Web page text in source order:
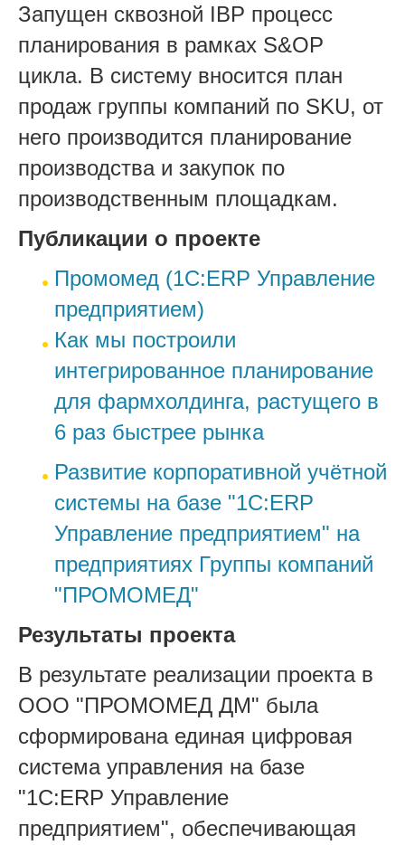
Запущен сквозной IBP процесс
планирования в рамках S&OP
цикла. В систему вносится план
продаж группы компаний по SKU, от
него производится планирование
производства и закупок по
производственным площадкам.
Публикации о проекте
Промомед (1С:ERP Управление
предприятием)
Как мы построили
интегрированное планирование
для фармхолдинга, растущего в
6 раз быстрее рынка
Развитие корпоративной учётной
системы на базе "1С:ERP
Управление предприятием" на
предприятиях Группы компаний
"ПРОМОМЕД"
Результаты проекта
В результате реализации проекта в
ООО "ПРОМОМЕД ДМ" была
сформирована единая цифровая
система управления на базе
"1С:ERP Управление
предприятием", обеспечивающая